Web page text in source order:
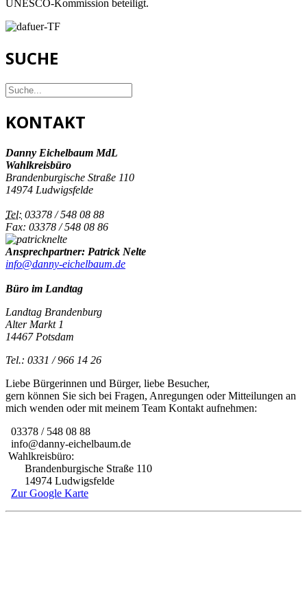
UNESCO-Kommission beteiligt.
SUCHE
KONTAKT
Danny Eichelbaum MdL
Wahlkreisbüro
Brandenburgische Straße 110
14974 Ludwigsfelde
Tel: 03378 / 548 08 88
Fax: 03378 / 548 08 86
Ansprechpartner: Patrick Nelte
info@danny-eichelbaum.de
Büro im Landtag
Landtag Brandenburg
Alter Markt 1
14467 Potsdam
Tel.: 0331 / 966 14 26
Liebe Bürgerinnen und Bürger, liebe Besucher,
gern können Sie sich bei Fragen, Anregungen oder Mitteilungen an
mich wenden oder mit meinem Team Kontakt aufnehmen:
03378 / 548 08 88
info@danny-eichelbaum.de
Wahlkreisbüro:
Brandenburgische Straße 110
14974 Ludwigsfelde
Zur Google Karte